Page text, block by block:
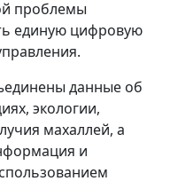
проблемы
единую цифровую
данные об
экологии,
махаллей, а
и